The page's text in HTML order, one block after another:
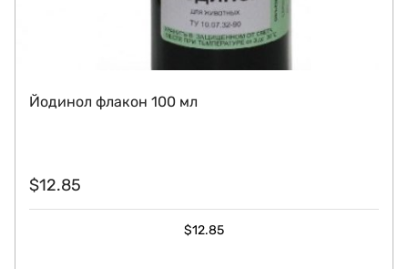
Йодинол флакон 100 мл
$12.85
$12.85